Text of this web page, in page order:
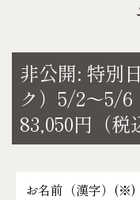
非公開: 特別
ク）5/2～5/
83,050円（税
お名前（漢字）(※)